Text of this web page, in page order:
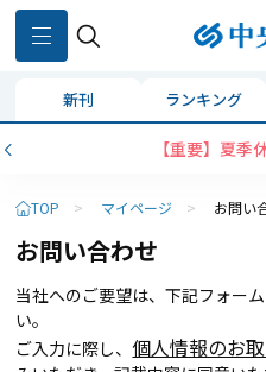
新刊 ランキング
【重要】夏季
TOP > マイページ > お問い
お問い合わせ
当社へのご要望は、下記フォー
い。
ご入力に際し、 個人情報のお